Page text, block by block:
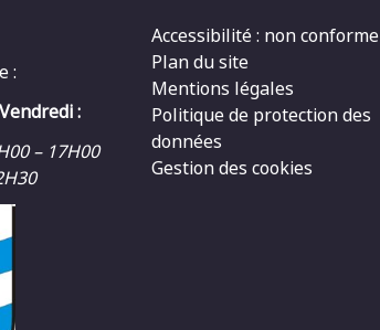
:
:
– 17H00
Accessibilité : non conforme
Plan du site
Mentions légales
Politique de protection des
données
Gestion des cookies